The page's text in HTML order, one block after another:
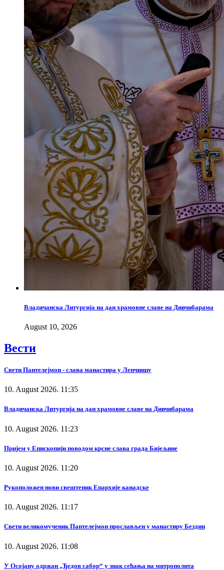
Владичанска Литургија на дан храмовне славе на Дивчибарама
August 10, 2026
Вести
Свети Пантелејмон - слава манастира у Лепчинцу
10. August 2026. 11:35
Владичанска Литургија на дан храмовне славе на Дивчибарама
10. August 2026. 11:23
Пријем у Епископији поводом крсне слава града Бијељине
10. August 2026. 11:20
Рукоположен нови свештеник Епархије канадске
10. August 2026. 11:17
Свети великомученик Пантелејмон прослављен у манастиру Бездин
10. August 2026. 11:08
У Осојану одржан „Ђедов сабор“ у знак сећања на митрополита